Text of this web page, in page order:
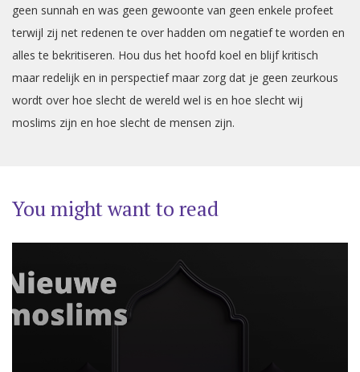
geen sunnah en was geen gewoonte van geen enkele profeet
terwijl zij net redenen te over hadden om negatief te worden en
alles te bekritiseren. Hou dus het hoofd koel en blijf kritisch
maar redelijk en in perspectief maar zorg dat je geen zeurkous
wordt over hoe slecht de wereld wel is en hoe slecht wij
moslims zijn en hoe slecht de mensen zijn.
You might want to read